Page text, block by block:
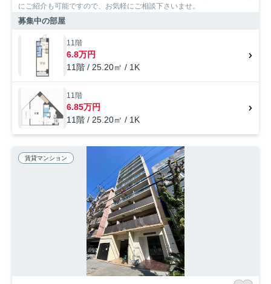
にご紹介も可能ですので、お気軽にご相談下さいませ。
募集中の部屋
11階
6.8万円
11階 / 25.20㎡ / 1K
11階
6.85万円
11階 / 25.20㎡ / 1K
賃貸マンション